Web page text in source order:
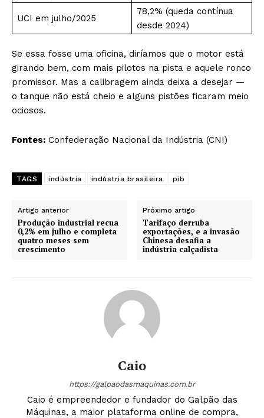
UCI em julho/2025
78,2% (queda contínua
desde 2024)
Se essa fosse uma oficina, diríamos que o motor está
girando bem, com mais pilotos na pista e aquele ronco
promissor. Mas a calibragem ainda deixa a desejar —
o tanque não está cheio e alguns pistões ficaram meio
ociosos.
Fontes: Confederação Nacional da Indústria (CNI)
TAGS indústria indústria brasileira pib
Artigo anterior
Produção industrial recua
0,2% em julho e completa
quatro meses sem
crescimento
Próximo artigo
Tarifaço derruba
exportações, e a invasão
Chinesa desafia a
indústria calçadista
Caio
https://galpaodasmaquinas.com.br
Caio é empreendedor e fundador do Galpão das
Máquinas, a maior plataforma online de compra,